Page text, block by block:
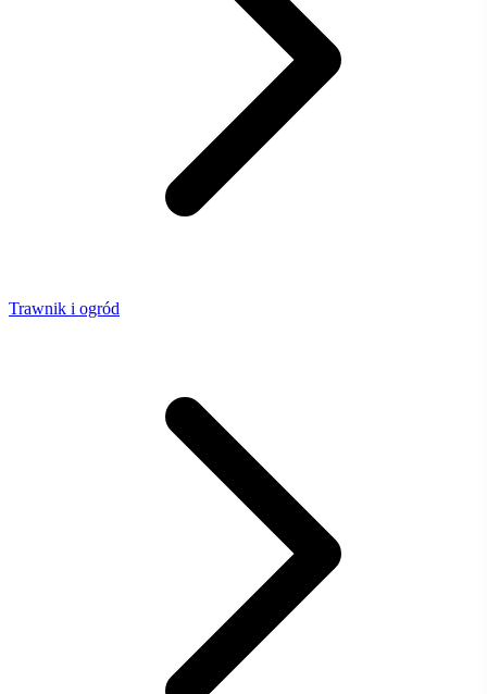
Trawnik i ogród